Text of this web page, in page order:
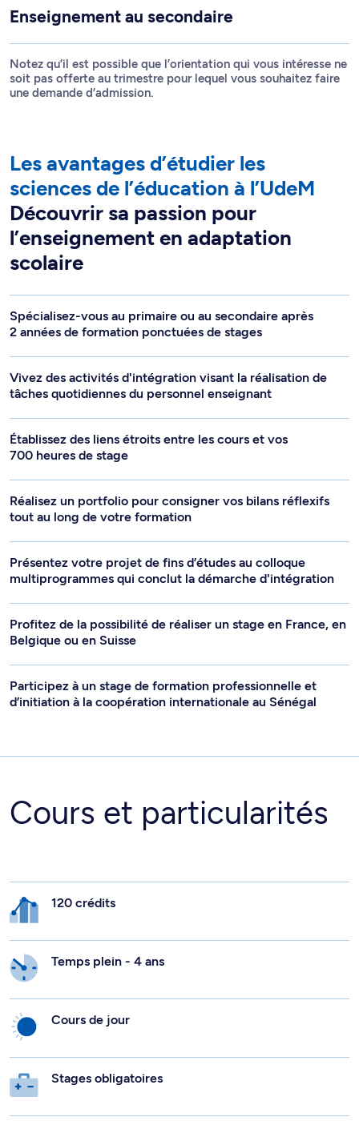
Enseignement au secondaire
Notez qu’il est possible que l’orientation qui vous intéresse ne
soit pas offerte au trimestre pour lequel vous souhaitez faire
une demande d’admission.
Les avantages d’étudier les
sciences de l’éducation à l’UdeM
Découvrir sa passion pour
l’enseignement en adaptation
scolaire
Spécialisez-vous au primaire ou au secondaire après
2 années de formation ponctuées de stages
Vivez des activités d'intégration visant la réalisation de
tâches quotidiennes du personnel enseignant
Établissez des liens étroits entre les cours et vos
700 heures de stage
Réalisez un portfolio pour consigner vos bilans réflexifs
tout au long de votre formation
Présentez votre projet de fins d’études au colloque
multiprogrammes qui conclut la démarche d'intégration
Profitez de la possibilité de réaliser un stage en France, en
Belgique ou en Suisse
Participez à un stage de formation professionnelle et
d’initiation à la coopération internationale au Sénégal
Cours et particularités
120 crédits
Temps plein - 4 ans
Cours de jour
Stages obligatoires